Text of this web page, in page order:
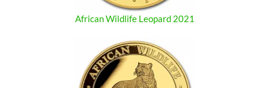
African Wildlife Leopard 2021